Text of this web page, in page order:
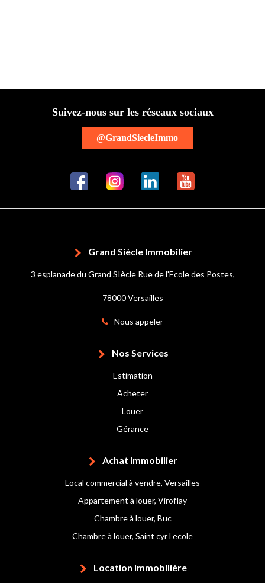
Suivez-nous sur les réseaux sociaux
@GrandSiecleImmo
Grand Siècle Immobilier
3 esplanade du Grand SIècle Rue de l'Ecole des Postes,
78000 Versailles
Nous appeler
Nos Services
Estimation
Acheter
Louer
Gérance
Achat Immobilier
Local commercial à vendre, Versailles
Appartement à louer, Viroflay
Chambre à louer, Buc
Chambre à louer, Saint cyr l ecole
Location Immobilière